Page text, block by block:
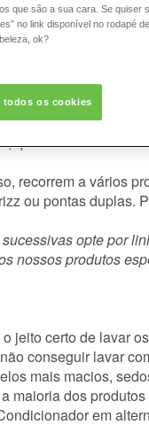
atual do seu
, que vão desde
recorrem a vários
ou pontas duplas.
opte por
nossos produtos
jeito certo de lavar
conseguir lavar
mais macios,
maioria dos
em
que são a sua cara. Se quiser
no link disponível no rodapé
ok?
todos os cookies